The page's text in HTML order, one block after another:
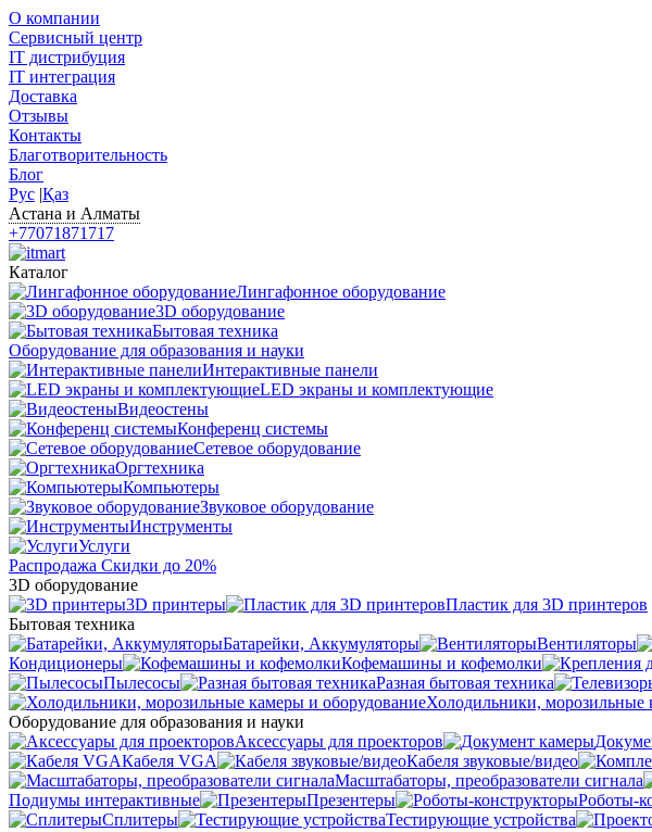
О компании
Сервисный центр
IT дистрибуция
IT интеграция
Доставка
Отзывы
Контакты
Благотворительность
Блог
Рус |Қаз
Астана и Алматы
+77071871717
Каталог
Лингафонное оборудование
3D оборудование
Бытовая техника
Оборудование для образования и науки
Интерактивные панели
LED экраны и комплектующие
Видеостены
Конференц системы
Сетевое оборудование
Оргтехника
Компьютеры
Звуковое оборудование
Инструменты
Услуги
Распродажа Скидки до 20%
3D оборудование
3D принтеры
Пластик для 3D принтеров
Бытовая техника
Батарейки, Аккумуляторы
Вентиляторы
Кондиционеры
Кофемашины и кофемолки
Пылесосы
Разная бытовая техника
Холодильники, морозильные
Оборудование для образования и науки
Аксессуары для проекторов
Кабеля VGA
Кабеля звуковые/видео
Масштабаторы, преобразователи сигнала
Подиумы интерактивные
Презентеры Роботы-
Сплитеры
Тестирующие устройства